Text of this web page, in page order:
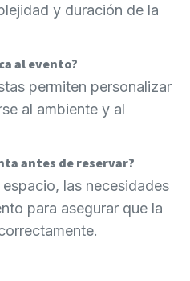
y duración de la
al evento?
permiten personalizar
al ambiente y al
antes de reservar?
las necesidades
para asegurar que la